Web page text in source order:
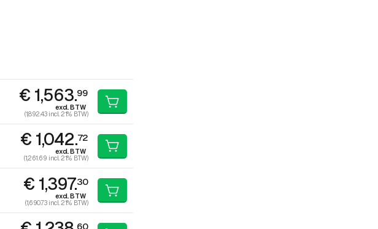
€ 1,563.99
excl. BTW
(1,892.43 incl. 21% BTW)
€ 1,042.72
excl. BTW
(1,261.69 incl. 21% BTW)
€ 1,397.30
excl. BTW
(1,690.73 incl. 21% BTW)
60